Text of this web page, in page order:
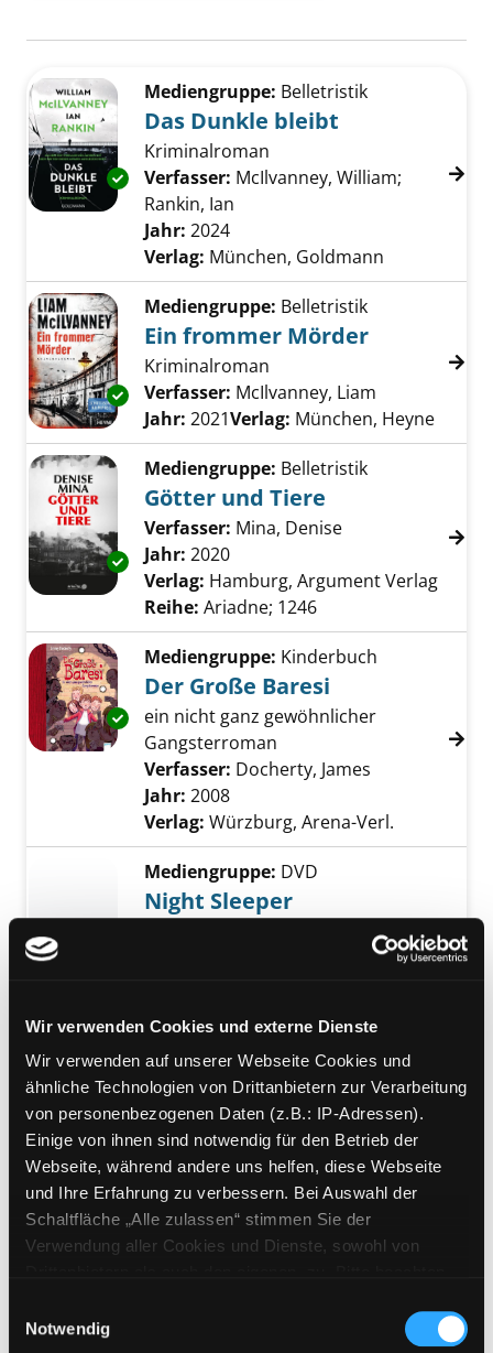
Wir verwenden Cookies und externe Dienste
Wir verwenden auf unserer Webseite Cookies und
ähnliche Technologien von Drittanbietern zur Verarbeitung
von personenbezogenen Daten (z.B.: IP-Adressen).
Einige von ihnen sind notwendig für den Betrieb der
Webseite, während andere uns helfen, diese Webseite
und Ihre Erfahrung zu verbessern. Bei Auswahl der
Schaltfläche „Alle zulassen“ stimmen Sie der
Verwendung aller Cookies und Dienste, sowohl von
Cookies von Drittanbietern, eine Verarbeitung in
Notwendig
Zu den Suchfiltern springen
Exemplar-Details von Das Dunkle bleibt
Mediengruppe: Belletristik
Das Dunkle bleibt
Kriminalroman
Verfasser: McIlvanney, William;
Rankin, Ian
Jahr: 2024
Verlag: München, Goldmann
Exemplar-Details von Ein frommer Mörder
Mediengruppe: Belletristik
Ein frommer Mörder
Kriminalroman
Verfasser: McIlvanney, Liam
Jahr: 2021Verlag: München, Heyne
Exemplar-Details von Götter und Tiere
Mediengruppe: Belletristik
Götter und Tiere
Verfasser: Mina, Denise Suche nach
Jahr: 2020
Verlag: Hamburg, Argument Verlag
Reihe: Ariadne; 1246
Exemplar-Details von Der Große Baresi
Mediengruppe: Kinderbuch
Der Große Baresi
ein nicht ganz gewöhnlicher
Gangsterroman
Verfasser: Docherty, James
Jahr: 2008
Verlag: Würzburg, Arena-Verl.
Exemplar-Details von Night Sleeper anzeigen
Mediengruppe: DVD
Night Sleeper
Suche nach diesem Verfasser
Exemplar-Details von River Clyde anzeigen
Mediengruppe:Belletristik
River Clyde
Kriminalroman
Verfasser:Buchholz, SimoneSuche nach
Jahr:2021
Verlag:Berlin, Suhrkamp-Verl.
Reihe:Suhrkamp Nova; 5129,
Chastity Riley; 10